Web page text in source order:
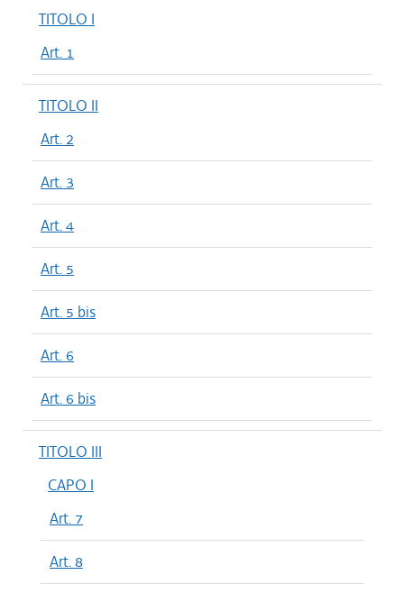
TITOLO I
Art. 1
TITOLO II
Art. 2
Art. 3
Art. 4
Art. 5
Art. 5 bis
Art. 6
Art. 6 bis
TITOLO III
CAPO I
Art. 7
Art. 8